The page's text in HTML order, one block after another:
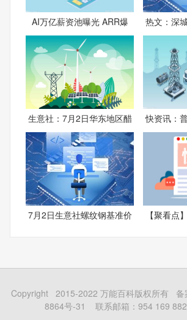
AI万亿薪资池曝光 ARR爆 热文：深
生意社：7月2日华东地区醋 快资讯：
7月2日生意社螺纹钢基准价 【聚看点
Copyright 2015-2022 万能百科版权所有 备
8864号-31
联系邮箱：954 169